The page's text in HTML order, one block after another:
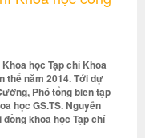
học Tạp chí Khoa
thể năm 2014. Tới dự
Phó tổng biên tập
học GS.TS. Nguyễn
khoa học Tạp chí